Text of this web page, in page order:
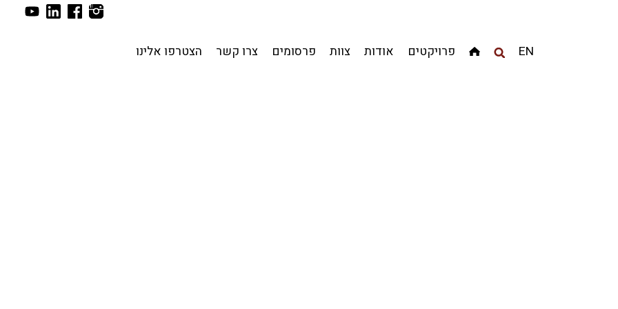
EN פרויקטים אודות צוות פרסומים צרו קשר הצטרפו אלינו